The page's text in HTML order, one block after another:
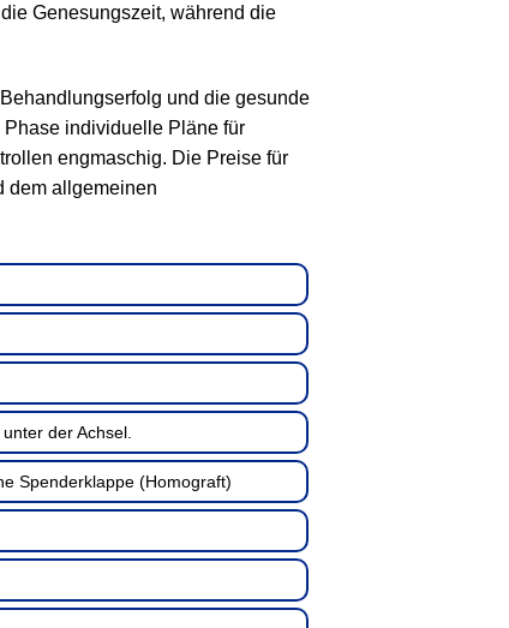
Genesungszeit, während die
und die gesunde
Phase individuelle Pläne für
engmaschig. Die Preise für
dem allgemeinen
der Achsel.
Spenderklappe (Homograft)